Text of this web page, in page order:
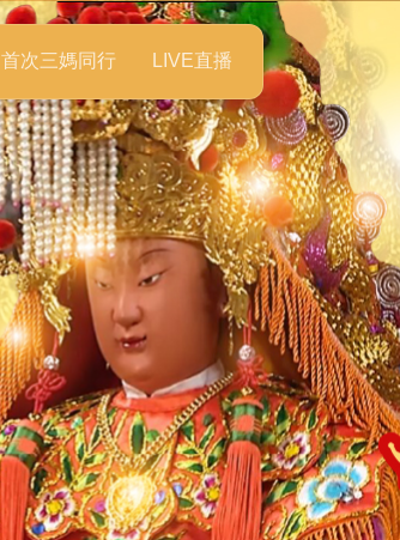
首次三媽同行 LIVE直播